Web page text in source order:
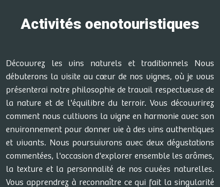
Activités oenotouristiques
Découvrez les vins naturels et traditionnels Nous
débuterons la visite au cœur de nos vignes, où je vous
présenterai notre philosophie de travail respectueuse de
la nature et de l'équilibre du terroir. Vous découvrirez
comment nous cultivons la vigne en harmonie avec son
environnement pour donner vie à des vins authentiques
et vivants. Nous poursuivrons avec deux dégustations
commentées, l'occasion d'explorer ensemble les arômes,
la texture et la personnalité de nos cuvées naturelles.
Vous apprendrez à reconnaître ce qui fait la singularité